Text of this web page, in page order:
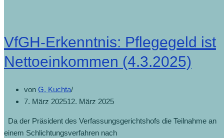
VfGH-Erkenntnis: Pflegegeld ist
Nettoeinkommen (4.3.2025)
von G. Kuchta
7. März 202512. März 2025
Da der Präsident des Verfassungsgerichtshofs die Teilnahme an
einem Schlichtungsverfahren nach